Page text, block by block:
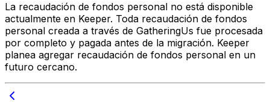
La recaudación de fondos personal no está disponible
actualmente en Keeper. Toda recaudación de fondos
personal creada a través de GatheringUs fue procesada
por completo y pagada antes de la migración. Keeper
planea agregar recaudación de fondos personal en un
futuro cercano.